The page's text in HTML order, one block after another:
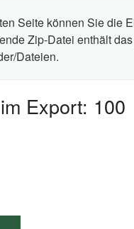
Seite können Sie die
Zip-Datei enthält
Dateien.
Export: 100